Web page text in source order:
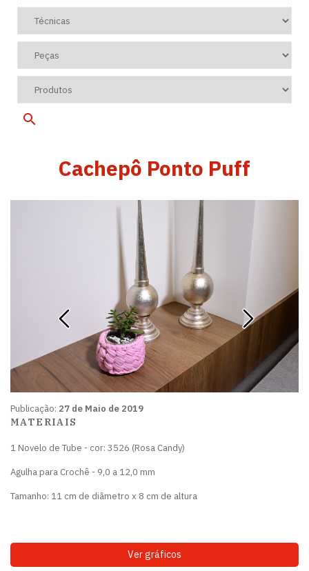
Cachepô Ponto Puff
Publicação: 27 de Maio de 2019
MATERIAIS
1 Novelo de Tube - cor: 3526 (Rosa Candy)
Agulha para Crochê - 9,0 a 12,0 mm
Tamanho: 11 cm de diâmetro x 8 cm de altura
Ver gráficos